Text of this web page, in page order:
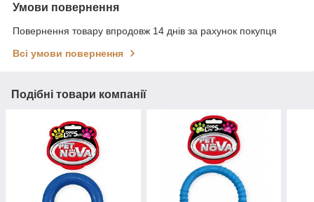
Умови повернення
Повернення товару впродовж 14 днів за рахунок покупця
Всі умови повернення
Подібні товари компанії